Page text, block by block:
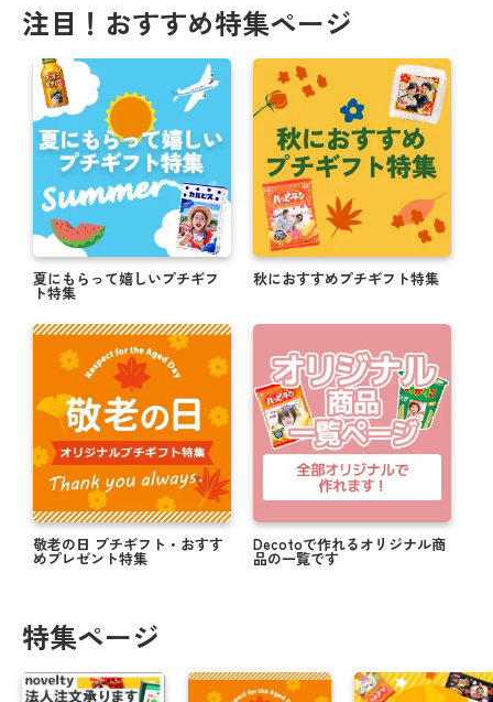
注目！おすすめ特集ページ
夏にもらって嬉しいプチギフ
ト特集
秋におすすめプチギフト特集
敬老の日 プチギフト・おすす
めプレゼント特集
Decotoで作れるオリジナル商
品の一覧です
特集ページ